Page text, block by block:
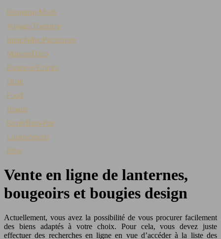
Shopping/Mode
Voyage/Tourisme
Immobilier/Patrimoine
Maison/Déco
Business/Emploi
Droit
Food
Beauté
Santé/Bien-être
Loisirs/Sports
Blog
Vente en ligne de lanternes,
bougeoirs et bougies design
Actuellement, vous avez la possibilité de vous procurer facilement
des biens adaptés à votre choix. Pour cela, vous devez juste
effectuer des recherches en ligne en vue d’accéder à la liste des